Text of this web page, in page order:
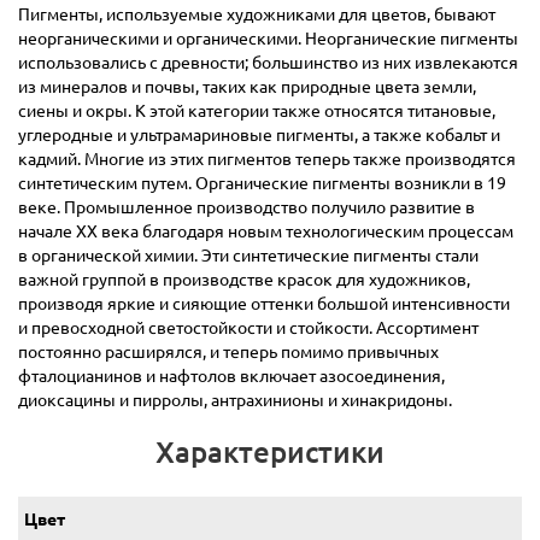
Пигменты, используемые художниками для цветов, бывают
неорганическими и органическими. Неорганические пигменты
использовались с древности; большинство из них извлекаются
из минералов и почвы, таких как природные цвета земли,
сиены и окры. К этой категории также относятся титановые,
углеродные и ультрамариновые пигменты, а также кобальт и
кадмий. Многие из этих пигментов теперь также производятся
синтетическим путем. Органические пигменты возникли в 19
веке. Промышленное производство получило развитие в
начале ХХ века благодаря новым технологическим процессам
в органической химии. Эти синтетические пигменты стали
важной группой в производстве красок для художников,
производя яркие и сияющие оттенки большой интенсивности
и превосходной светостойкости и стойкости. Ассортимент
постоянно расширялся, и теперь помимо привычных
фталоцианинов и нафтолов включает азосоединения,
диоксацины и пирролы, антрахинионы и хинакридоны.
Характеристики
Цвет